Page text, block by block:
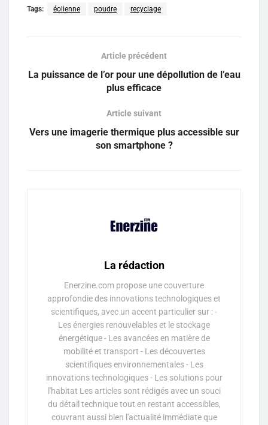
Tags: éolienne poudre recyclage
Article précédent
La puissance de l’or pour une dépollution de l’eau
plus efficace
Article suivant
Vers une imagerie thermique plus accessible sur
son smartphone ?
La rédaction
Enerzine.com propose une couverture
approfondie des innovations technologiques et
scientifiques, avec un accent particulier sur : -
Les énergies renouvelables et le stockage
énergétique - Les avancées en matière de
mobilité et transport - Les découvertes
scientifiques environnementales - Les
innovations technologiques - Les solutions pour
l'habitat Les articles sont rédigés avec un souci
du détail technique tout en restant accessibles,
couvrant aussi bien l'actualité immédiate que